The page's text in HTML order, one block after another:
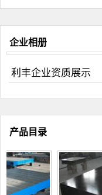
企业相册
利丰企业资质展示
产品目录